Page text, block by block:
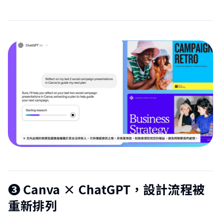
❸ Canva × ChatGPT，設計流程被
重新排列